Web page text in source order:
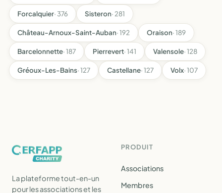
Forcalquier· 376 Sisteron· 281
Château-Arnoux-Saint-Auban· 192 Oraison· 189
Barcelonnette· 187 Pierrevert· 141 Valensole· 128
Gréoux-Les-Bains· 127 Castellane· 127 Volx· 107
La plateforme tout-en-un
pour les associations et les
PRODUIT
Associations
Membres